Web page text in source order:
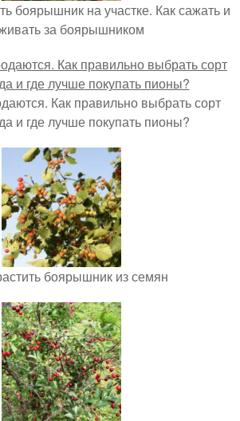
боярышник на участке. Как сажать и
за боярышником
Как правильно выбрать сорт
и где лучше покупать пионы?
боярышник из семян